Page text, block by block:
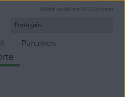
Iniciar sessão em AVG Account
Parceiros